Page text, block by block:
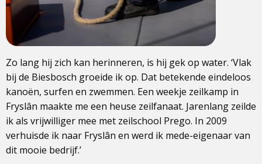
Zo lang hij zich kan herinneren, is hij gek op water. ‘Vlak
bij de Biesbosch groeide ik op. Dat betekende eindeloos
kanoën, surfen en zwemmen. Een weekje zeilkamp in
Fryslân maakte me een heuse zeilfanaat. Jarenlang zeilde
ik als vrijwilliger mee met zeilschool Prego. In 2009
verhuisde ik naar Fryslân en werd ik mede-eigenaar van
dit mooie bedrijf.’